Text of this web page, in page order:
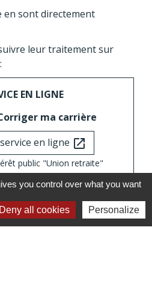
en sont directement
leur traitement sur
EN LIGNE
ma carrière
en ligne open_in_new
public "Union retraite"
you control over what you want
Deny all cookies Personalize